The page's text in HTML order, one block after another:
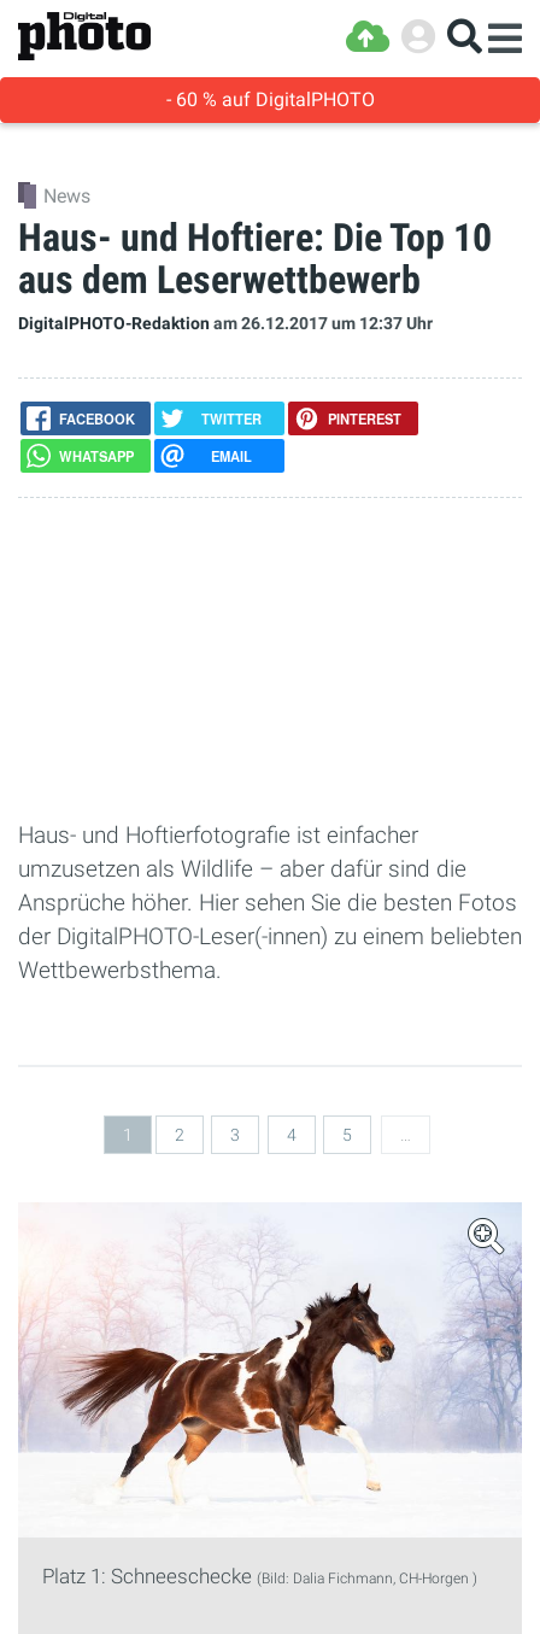
- 60 % auf DigitalPHOTO
News
Haus- und Hoftiere: Die Top 10
aus dem Leserwettbewerb
DigitalPHOTO-Redaktionam 26.12.2017um 12:37 Uhr
FACEBOOK TWITTER
PINTEREST
WHATSAPP
EMAIL
Haus- und Hoftierfotografie ist einfacher
umzusetzen als Wildlife – aber dafür sind die
Ansprüche höher. Hier sehen Sie die besten Fotos
der DigitalPHOTO-Leser(-innen) zu einem beliebten
Wettbewerbsthema.
1 2 3 4 5
Platz 1: Schneeschecke (Bild: Dalia Fichmann, CH-Horgen )